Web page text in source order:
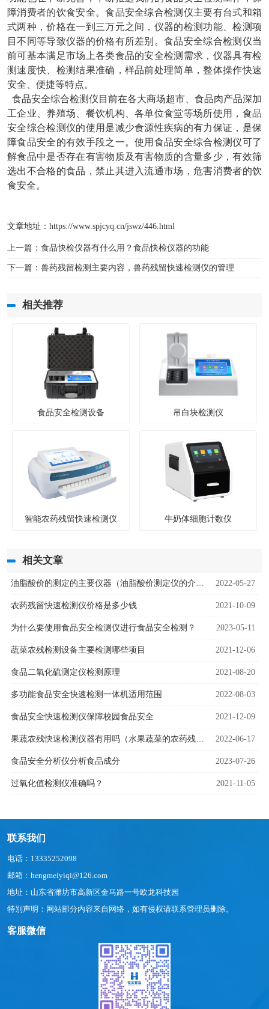
障消费者的饮食安全。食品安全综合检测仪主要有台式和箱
式两种，价格在一到三万元之间，仪器的检测功能、检测项
目不同等导致仪器的价格有所差别。食品安全综合检测仪当
前可基本满足市场上各类食品的安全检测需求，仪器具有检
测速度快、检测结果准确，样品前处理简单，整体操作快速
安全、便捷等特点。
食品安全综合检测仪目前在各大商场超市、食品肉产品深加
工企业、养殖场、餐饮机构、各单位食堂等场所使用，食品
安全综合检测仪的使用是减少食源性疾病的有力保证，是保
障食品安全的有效手段之一。使用食品安全综合检测仪可了
解食品中是否存在有害物质及有害物质的含量多少，有效筛
选出不合格的食品，禁止其进入流通市场，危害消费者的饮
食安全。
文章地址： https://www.spjcyq.cn/jswz/446.html
上一篇： 食品快检仪器有什么用？食品快检仪器的功能
下一篇： 兽药残留检测主要内容，兽药残留快速检测仪的管理
相关推荐
食品安全检测设备 吊白块检测仪
智能农药残留快速检测仪 牛奶体细胞计数仪
相关文章
油脂酸价的测定的主要仪器（油脂酸价测定仪的介绍） 2022-05-27
农药残留快速检测仪价格是多少钱 2021-10-09
为什么要使用食品安全检测仪进行食品安全检测？ 2023-05-11
蔬菜农残检测设备主要检测哪些项目 2021-12-06
食品二氧化硫测定仪检测原理 2021-08-20
多功能食品安全快速检测一体机适用范围 2022-08-03
食品安全快速检测仪保障校园食品安全 2021-12-09
果蔬农残快速检测仪器有用吗（水果蔬菜的农药残留检测） 2022-06-17
食品安全分析仪分析食品成分 2023-07-26
过氧化值检测仪准确吗？ 2021-11-05
联系我们
电话：13335252098
邮箱：hengmeiyiqi@126.com
地址：山东省潍坊市高新区金马路一号欧龙科技园
特别声明：网站部分内容来自网络，如有侵权请联系管理员删除。
客服微信